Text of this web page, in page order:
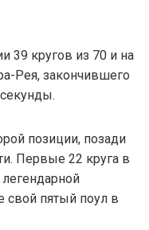
39 кругов из 70 и на
Рея, закончившего
позиции, позади
Первые 22 круга в
свой пятый поул в